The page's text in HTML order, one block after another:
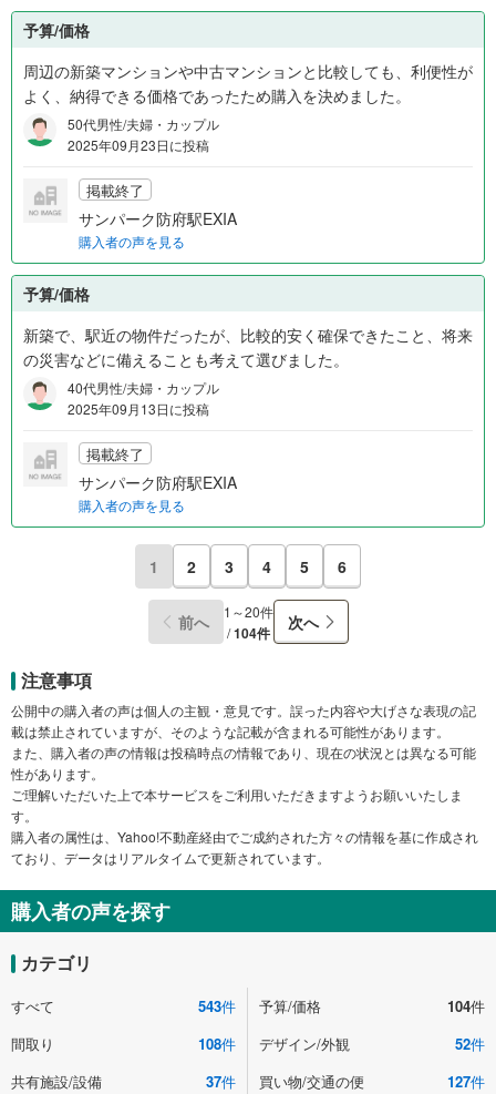
予算/価格
周辺の新築マンションや中古マンションと比較しても、利便性が
よく、納得できる価格であったため購入を決めました。
50代男性/夫婦・カップル
2025年09月23日に投稿
掲載終了
サンパーク防府駅EXIA
購入者の声を見る
予算/価格
新築で、駅近の物件だったが、比較的安く確保できたこと、将来
の災害などに備えることも考えて選びました。
40代男性/夫婦・カップル
2025年09月13日に投稿
掲載終了
サンパーク防府駅EXIA
購入者の声を見る
1 2 3 4 5 6
前へ
1～20件
/104件 次へ
注意事項
公開中の購入者の声は個人の主観・意見です。誤った内容や大げさな表現の記
載は禁止されていますが、そのような記載が含まれる可能性があります。
また、購入者の声の情報は投稿時点の情報であり、現在の状況とは異なる可能
性があります。
ご理解いただいた上で本サービスをご利用いただきますようお願いいたしま
す。
購入者の属性は、Yahoo!不動産経由でご成約された方々の情報を基に作成され
ており、データはリアルタイムで更新されています。
購入者の声を探す
カテゴリ
すべて 543件 予算/価格 104件
間取り
108件 デザイン/外観 52件
共有施設/設備
37件 買い物/交通の便 127件